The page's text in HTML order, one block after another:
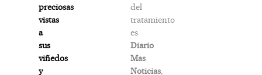
preciosas
vistas
a
sus
viñedos
y
del
tratamiento
es
Diario
Mas
Noticias